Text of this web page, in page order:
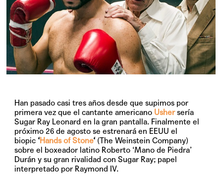
Han pasado casi tres años desde que supimos por
primera vez que el cantante americano Usher sería
Sugar Ray Leonard en la gran pantalla. Finalmente el
próximo 26 de agosto se estrenará en EEUU el
biopic ‘Hands of Stone‘(The Weinstein Company)
sobre el boxeador latino Roberto ‘Mano de Piedra’
Durán y su gran rivalidad con Sugar Ray; papel
interpretado por Raymond IV.